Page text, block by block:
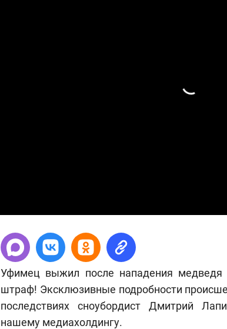
Уфимец выжил после нападения медведя
штраф! Эксклюзивные подробности
последствиях сноубордист Дмитрий
нашему медиахолдингу.